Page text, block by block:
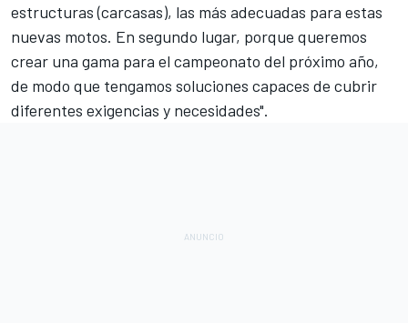
estructuras (carcasas), las más adecuadas para estas
nuevas motos. En segundo lugar, porque queremos
crear una gama para el campeonato del próximo año,
de modo que tengamos soluciones capaces de cubrir
diferentes exigencias y necesidades".